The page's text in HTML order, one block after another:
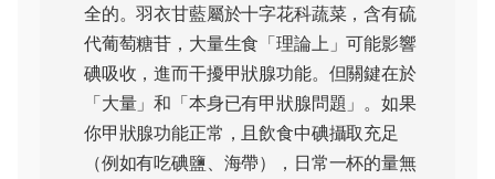
全的。羽衣甘藍屬於十字花科蔬菜，含有硫
代葡萄糖苷，大量生食「理論上」可能影響
碘吸收，進而干擾甲狀腺功能。但關鍵在於
「大量」和「本身已有甲狀腺問題」。如果
你甲狀腺功能正常，且飲食中碘攝取充足
（例如有吃碘鹽、海帶），日常一杯的量無